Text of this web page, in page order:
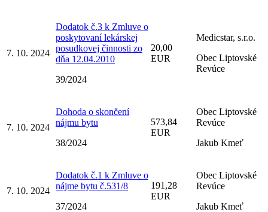
7. 10. 2024
Dodatok č.3 k Zmluve o
poskytovaní lekárskej
posudkovej činnosti zo
dňa 12.04.2010
39/2024
20,00
EUR
Medicstar, s.r.o.
Obec Liptovské
Revúce
7. 10. 2024
Dohoda o skončení
nájmu bytu
38/2024
573,84
EUR
Obec Liptovské
Revúce
Jakub Kmeť
7. 10. 2024
Dodatok č.1 k Zmluve o
nájme bytu č.531/8
37/2024
191,28
EUR
Obec Liptovské
Revúce
Jakub Kmeť